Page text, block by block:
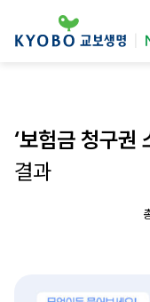
‘보험금 청구권
결과